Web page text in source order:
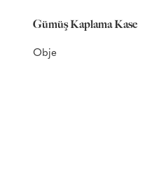
Gümüş Kaplama Kase
Obje